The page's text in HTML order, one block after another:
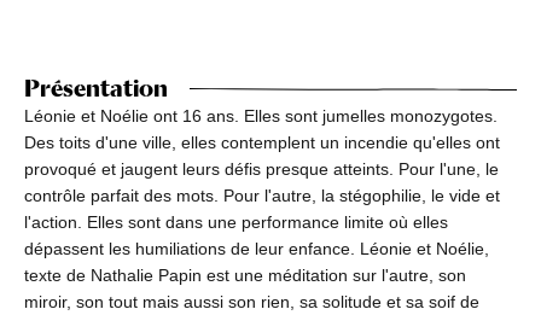
Présentation
Léonie et Noélie ont 16 ans. Elles sont jumelles monozygotes.
Des toits d'une ville, elles contemplent un incendie qu'elles ont
provoqué et jaugent leurs défis presque atteints. Pour l'une, le
contrôle parfait des mots. Pour l'autre, la stégophilie, le vide et
l'action. Elles sont dans une performance limite où elles
dépassent les humiliations de leur enfance. Léonie et Noélie,
texte de Nathalie Papin est une méditation sur l'autre, son
miroir, son tout mais aussi son rien, sa solitude et sa soif de